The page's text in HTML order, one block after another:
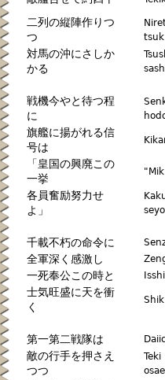
二列の縦陣作りつ
つ
対馬の沖にさしか
かる
戦機今やと待つ程
に
旗艦に揚がれる信
号は
「皇国の興廃この
一挙
各員奮励努力せ
よ」
千載不朽の命令に
全軍深く感激し
一死奉公この時と
士気旺盛に天を衝
く
第一第二戦隊は
敵の行手を押さえ
つつ